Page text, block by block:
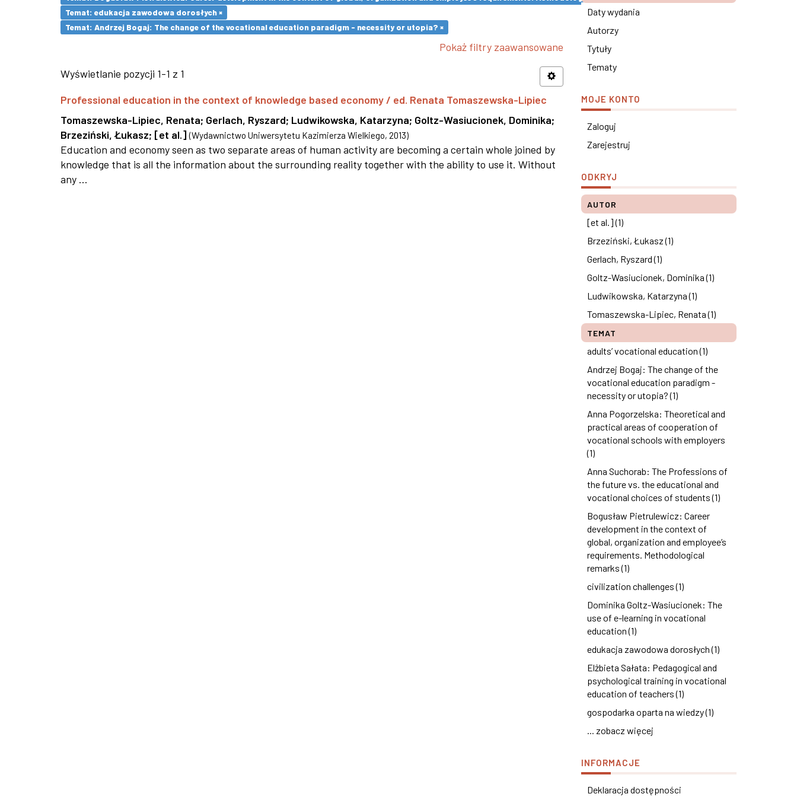
Temat: edukacja zawodowa dorosłych ×
Temat: Andrzej Bogaj: The change of the vocational education paradigm - necessity or utopia? ×
Pokaż filtry zaawansowane
Wyświetlanie pozycji 1-1 z 1
Professional education in the context of knowledge based economy / ed. Renata Tomaszewska-Lipiec
Tomaszewska-Lipiec, Renata; Gerlach, Ryszard; Ludwikowska, Katarzyna; Goltz-Wasiucionek, Dominika;
Brzeziński, Łukasz; [et al.] (Wydawnictwo Uniwersytetu Kazimierza Wielkiego, 2013)
Education and economy seen as two separate areas of human activity are becoming a certain whole joined by
knowledge that is all the information about the surrounding reality together with the ability to use it. Without
any ...
Daty wydania
Autorzy
Tytuły
Tematy
MOJE KONTO
Zaloguj
Zarejestruj
ODKRYJ
AUTOR
[et al.] (1)
Brzeziński, Łukasz (1)
Gerlach, Ryszard (1)
Goltz-Wasiucionek, Dominika (1)
Ludwikowska, Katarzyna (1)
Tomaszewska-Lipiec, Renata (1)
TEMAT
adults’ vocational education (1)
Andrzej Bogaj: The change of the
vocational education paradigm -
necessity or utopia? (1)
Anna Pogorzelska: Theoretical and
practical areas of cooperation of
vocational schools with employers
(1)
Anna Suchorab: The Professions of
the future vs. the educational and
vocational choices of students (1)
Bogusław Pietrulewicz: Career
development in the context of
global, organization and employee’s
requirements. Methodological
remarks (1)
civilization challenges (1)
Dominika Goltz-Wasiucionek: The
use of e-learning in vocational
education (1)
edukacja zawodowa dorosłych (1)
Elżbieta Sałata: Pedagogical and
psychological training in vocational
education of teachers (1)
gospodarka oparta na wiedzy (1)
... zobacz więcej
INFORMACJE
Deklaracja dostępności